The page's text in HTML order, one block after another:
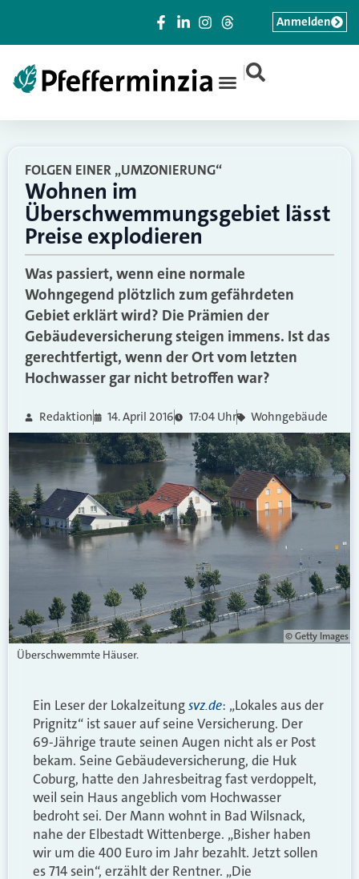
|
Anmelden
FOLGEN EINER „UMZONIERUNG“
Wohnen im
Überschwemmungsgebiet lässt
Preise explodieren
Was passiert, wenn eine normale
Wohngegend plötzlich zum gefährdeten
Gebiet erklärt wird? Die Prämien der
Gebäudeversicherung steigen immens. Ist das
gerechtfertigt, wenn der Ort vom letzten
Hochwasser gar nicht betroffen war?
Redaktion 14. April 2016 17:04 Uhr Wohngebäude
© Getty Images
Überschwemmte Häuser.
Ein Leser der Lokalzeitungsvz.de: „Lokales aus der
Prignitz“ ist sauer auf seine Versicherung. Der
69-Jährige traute seinen Augen nicht als er Post
bekam. Seine Gebäudeversicherung, die Huk
Coburg, hatte den Jahresbeitrag fast verdoppelt,
weil sein Haus angeblich vom Hochwasser
bedroht sei. Der Mann wohnt in Bad Wilsnack,
nahe der Elbestadt Wittenberge. „Bisher haben
wir um die 400 Euro im Jahr bezahlt. Jetzt sollen
es 714 sein“, erzählt der Rentner. „Die